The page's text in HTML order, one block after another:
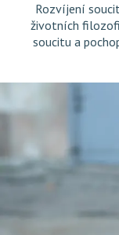
Rozvíjení
životních
soucitu a